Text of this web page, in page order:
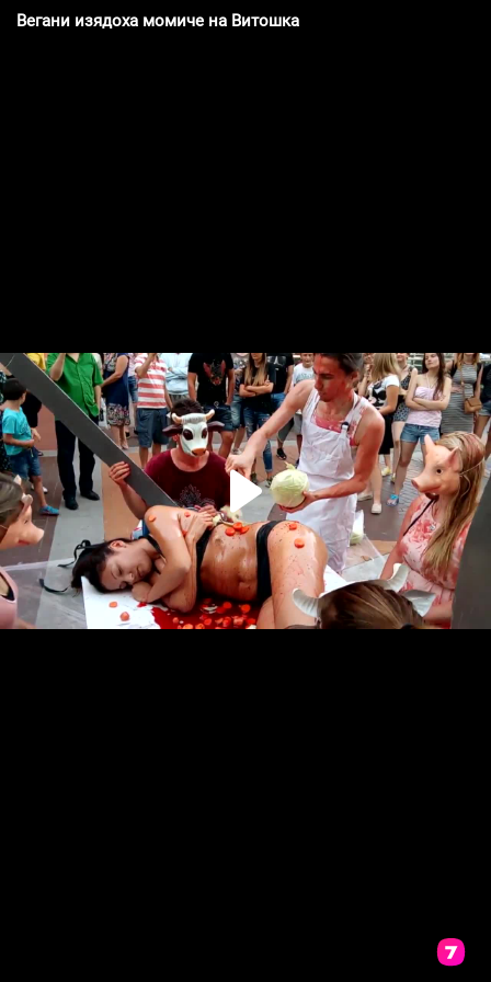
Вегани изядоха момиче на Витошка